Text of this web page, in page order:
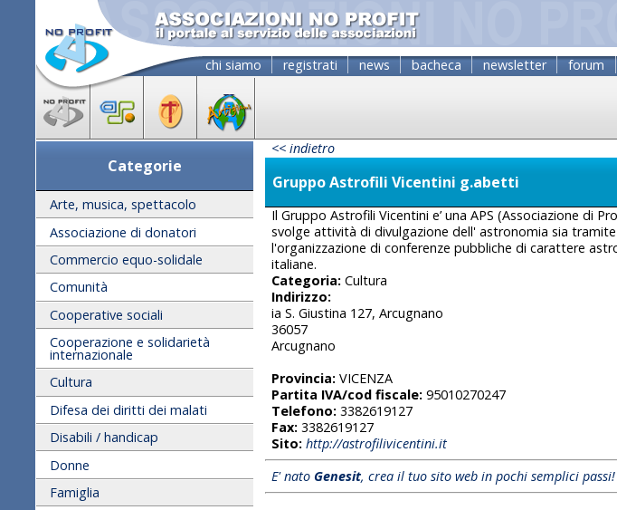
chi siamo registrati news bacheca newsletter forum
Categorie
Arte, musica, spettacolo
Associazione di donatori
Commercio equo-solidale
Comunità
Cooperative sociali
Cooperazione e solidarietà
internazionale
Cultura
Difesa dei diritti dei malati
Disabili / handicap
Donne
Famiglia
<< indietro
Gruppo Astrofili Vicentini g.abetti
Il Gruppo Astrofili Vicentini e’ una APS (Associazione di
svolge attività di divulgazione dell' astronomia sia
l'organizzazione di conferenze pubbliche di carattere
italiane.
Categoria: Cultura
Indirizzo:
ia S. Giustina 127, Arcugnano
36057
Arcugnano
Provincia: VICENZA
Partita IVA/cod fiscale: 95010270247
Telefono: 3382619127
Fax: 3382619127
Sito: http://astrofilivicentini.it
E' nato Genesit, crea il tuo sito web in pochi semplici passi!